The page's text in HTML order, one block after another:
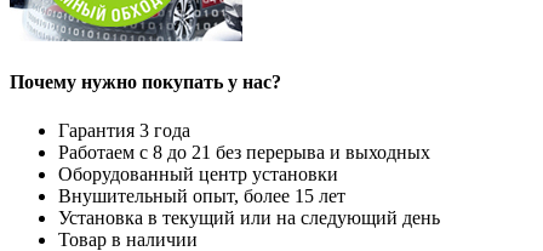
Почему нужно покупать у нас?
Гарантия 3 года
Работаем с 8 до 21 без перерыва и выходных
Оборудованный центр установки
Внушительный опыт, более 15 лет
Установка в текущий или на следующий день
Товар в наличии